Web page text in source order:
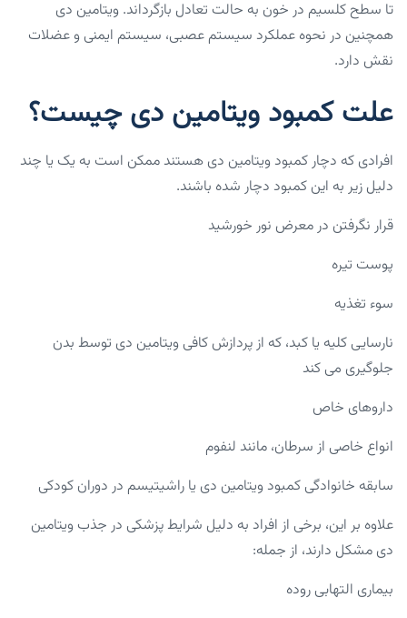
تا سطح کلسیم در خون به حالت تعادل بازگرداند. ویتامین دی
همچنین در نحوه عملکرد سیستم عصبی، سیستم ایمنی و عضلات
نقش دارد.
علت کمبود ویتامین دی چیست؟
افرادی که دچار کمبود ویتامین دی هستند ممکن است به یک یا چند
دلیل زیر به این کمبود دچار شده باشند.
قرار نگرفتن در معرض نور خورشید
پوست تیره
سوء تغذیه
نارسایی کلیه یا کبد، که از پردازش کافی ویتامین دی توسط بدن
جلوگیری می کند
داروهای خاص
انواع خاصی از سرطان، مانند لنفوم
سابقه خانوادگی کمبود ویتامین دی یا راشیتیسم در دوران کودکی
علاوه بر این، برخی از افراد به دلیل شرایط پزشکی در جذب ویتامین
دی مشکل دارند، از جمله:
بیماری التهابی روده